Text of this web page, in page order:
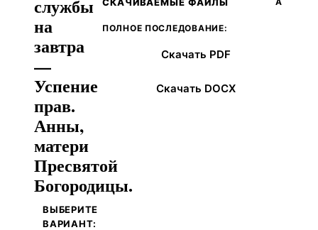
службы
на
завтра
—
Успение
прав.
Анны,
матери
Пресвятой
Богородицы.
ВЫБЕРИТЕ
ВАРИАНТ:
ПОЛНОЕ ПОСЛЕДОВАНИЕ:
Скачать PDF
Скачать DOCX